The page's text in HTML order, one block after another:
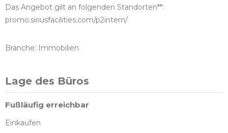
Das Angebot gilt an folgenden Standorten**:
promo.siriusfacilities.com/p2intern/
Branche: Immobilien
Lage des Büros
Fußläufig erreichbar
Einkaufen